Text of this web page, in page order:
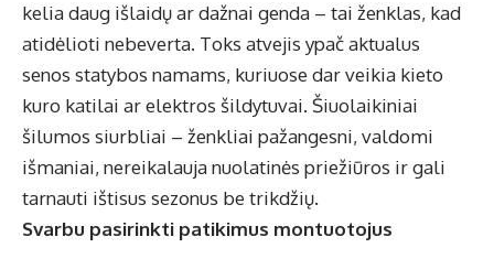
kelia daug išlaidų ar dažnai genda – tai ženklas, kad
atidėlioti nebeverta. Toks atvejis ypač aktualus
senos statybos namams, kuriuose dar veikia kieto
kuro katilai ar elektros šildytuvai. Šiuolaikiniai
šilumos siurbliai – ženkliai pažangesni, valdomi
išmaniai, nereikalauja nuolatinės priežiūros ir gali
tarnauti ištisus sezonus be trikdžių.
Svarbu pasirinkti patikimus montuotojus